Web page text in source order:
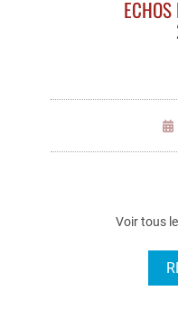
ECHOS
Voir tous